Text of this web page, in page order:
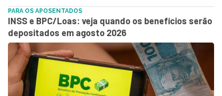
PARA OS APOSENTADOS
INSS e BPC/Loas: veja quando os benefícios serão
depositados em agosto 2026